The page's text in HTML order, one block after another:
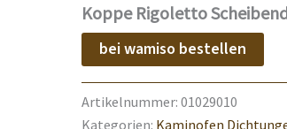
Koppe Rigoletto
bei wamiso bestellen
Artikelnummer: 01029010
Kategorien: Kaminofen